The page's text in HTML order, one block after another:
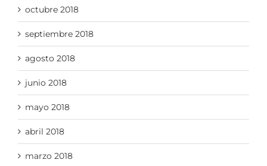
octubre 2018
septiembre 2018
agosto 2018
junio 2018
mayo 2018
abril 2018
marzo 2018